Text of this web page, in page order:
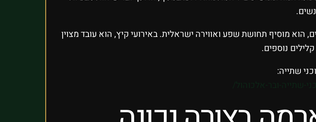
הוא מוסיף תחושת שפע ואווירה ישראלית. באירועי קיץ, הוא עובד מצוין
נוספים.
שתייה: